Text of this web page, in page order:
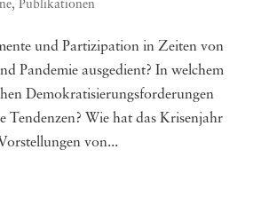
, Publikationen
und Par­ti­zi­pa­ti­on in Zei­ten von
Pan­de­mie aus­ge­dient? In wel­chem
Demo­kra­ti­sie­rungs­for­de­run­gen
Ten­den­zen? Wie hat das Kri­sen­jahr
von...